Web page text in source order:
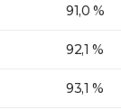
91,0 %
92,1 %
93,1 %